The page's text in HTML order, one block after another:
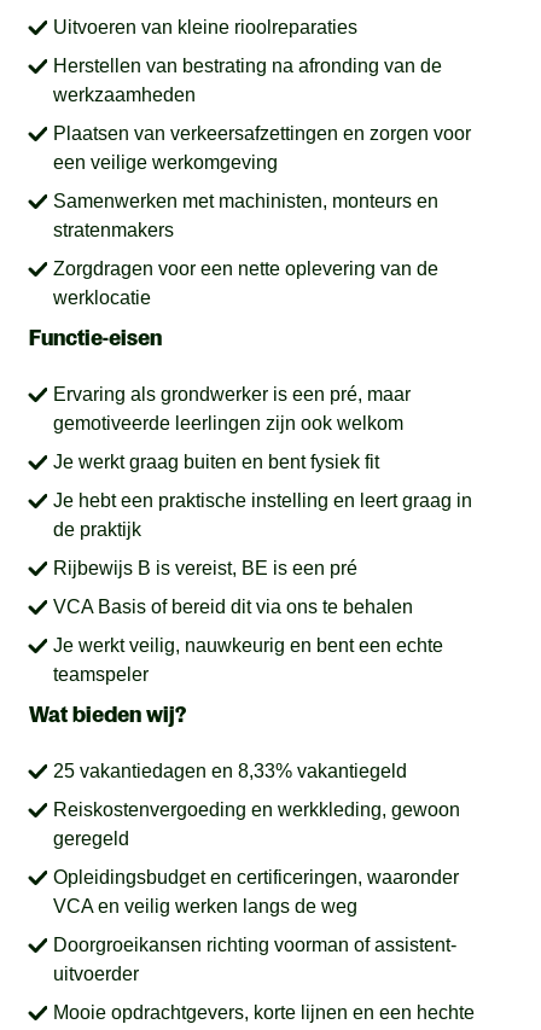
Uitvoeren van kleine rioolreparaties
Herstellen van bestrating na afronding van de
werkzaamheden
Plaatsen van verkeersafzettingen en zorgen voor
een veilige werkomgeving
Samenwerken met machinisten, monteurs en
stratenmakers
Zorgdragen voor een nette oplevering van de
werklocatie
Functie-eisen
Ervaring als grondwerker is een pré, maar
gemotiveerde leerlingen zijn ook welkom
Je werkt graag buiten en bent fysiek fit
Je hebt een praktische instelling en leert graag in
de praktijk
Rijbewijs B is vereist, BE is een pré
VCA Basis of bereid dit via ons te behalen
Je werkt veilig, nauwkeurig en bent een echte
teamspeler
Wat bieden wij?
25 vakantiedagen en 8,33% vakantiegeld
Reiskostenvergoeding en werkkleding, gewoon
geregeld
Opleidingsbudget en certificeringen, waaronder
VCA en veilig werken langs de weg
Doorgroeikansen richting voorman of assistent-
uitvoerder
Mooie opdrachtgevers, korte lijnen en een hechte